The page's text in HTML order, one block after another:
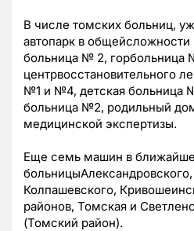
В числе томских больниц,
автопарк в
больница № 2, горбольница
центрвосстановительного
№1 и №4, детская больница
больница №2, родильный
медицинской экспертизы.
Еще семь машин в
Колпашевского,
районов, Томская и
(Томский район).